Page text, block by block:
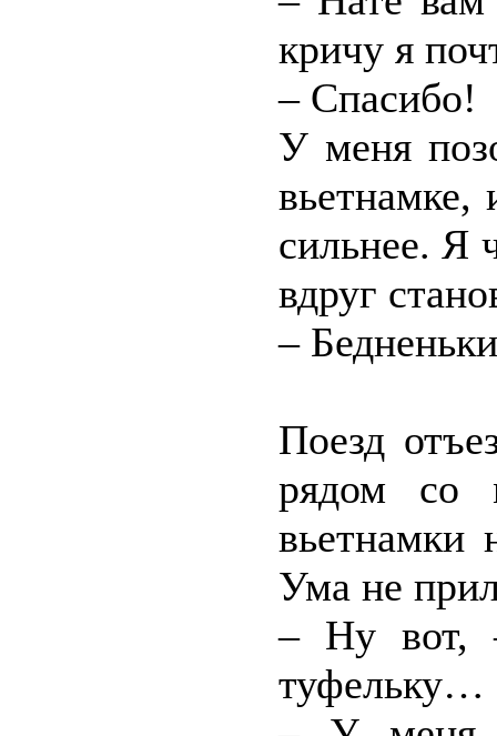
кричу я
– Спасибо!
У меня
вьетнамке,
сильнее. Я
вдруг
–
Поезд
рядом со
вьетнамки
Ума не
– Ну вот,
туфельку…